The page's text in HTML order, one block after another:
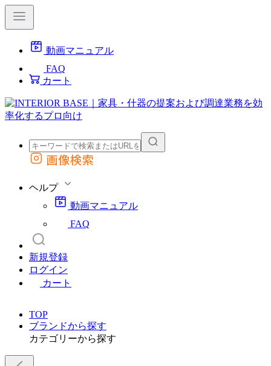
動画マニュアル
FAQ
カート
外部サイトの商品をカートに追加
画像検索
ヘルプ
動画マニュアル
FAQ
新規登録
ログイン
カート
TOP
ブランドから探す
カテゴリーから探す